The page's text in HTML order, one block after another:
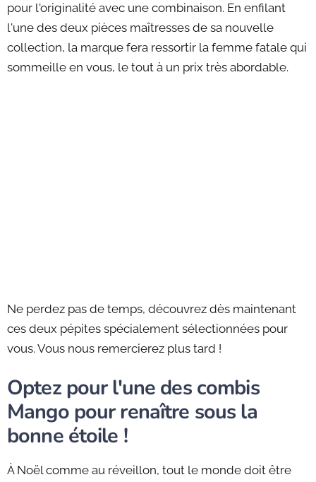
pour l'originalité avec une combinaison. En enfilant
l'une des deux pièces maîtresses de sa nouvelle
collection, la marque fera ressortir la femme fatale qui
sommeille en vous, le tout à un prix très abordable.
Ne perdez pas de temps, découvrez dès maintenant
ces deux pépites spécialement sélectionnées pour
vous. Vous nous remercierez plus tard !
Optez pour l'une des combis
Mango pour renaître sous la
bonne étoile !
À Noël comme au réveillon, tout le monde doit être